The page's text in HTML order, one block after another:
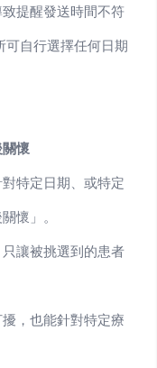
提醒發送時間不符
可自行選擇任何日期
懷
特定日期、或特定
懷」。
讓被挑選到的患者
，也能針對特定療